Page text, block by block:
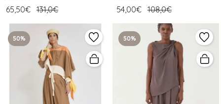
65,50€ 131,0€ 54,00€ 108,0€
50% 50%